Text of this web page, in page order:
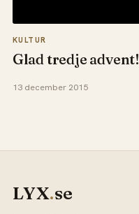
KULTUR
Glad tredje advent!
13 december 2015
LYX.se